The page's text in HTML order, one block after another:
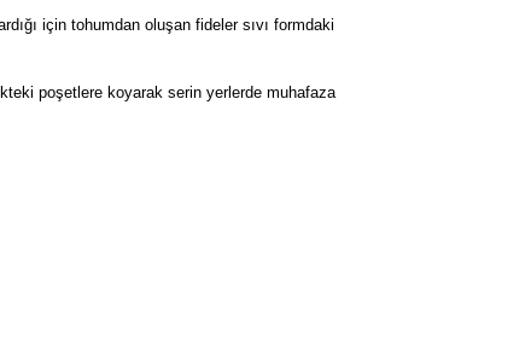
için tohumdan oluşan fideler sıvı formdaki
poşetlere koyarak serin yerlerde muhafaza
tarafımıza iletebilirsiniz.